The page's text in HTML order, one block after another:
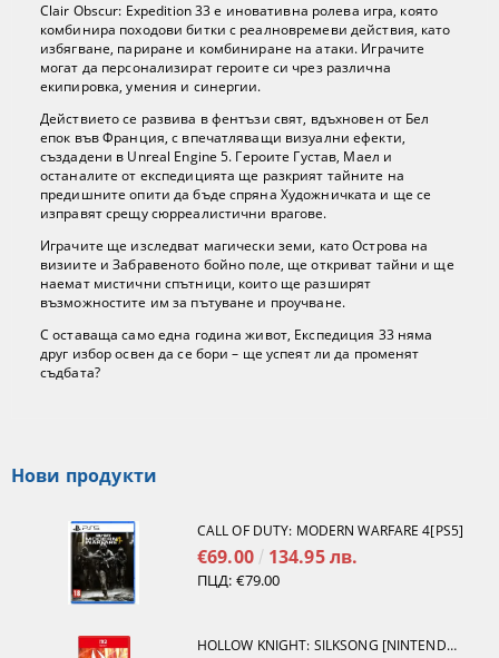
Clair Obscur: Expedition 33 е иновативна ролева игра, която
комбинира походови битки с реалновремеви действия, като
избягване, париране и комбиниране на атаки. Играчите
могат да персонализират героите си чрез различна
екипировка, умения и синергии.
Действието се развива в фентъзи свят, вдъхновен от Бел
епок във Франция, с впечатляващи визуални ефекти,
създадени в Unreal Engine 5. Героите Густав, Маел и
останалите от експедицията ще разкрият тайните на
предишните опити да бъде спряна Художничката и ще се
изправят срещу сюрреалистични врагове.
Играчите ще изследват магически земи, като Острова на
визиите и Забравеното бойно поле, ще откриват тайни и ще
наемат мистични спътници, които ще разширят
възможностите им за пътуване и проучване.
С оставаща само една година живот, Експедиция 33 няма
друг избор освен да се бори – ще успеят ли да променят
съдбата?
Нови продукти
CALL OF DUTY: MODERN WARFARE 4[PS5]
€69.00 134.95 лв.
ПЦД: €79.00
HOLLOW KNIGHT: SILKSONG [NINTENDO SWITCH 2]